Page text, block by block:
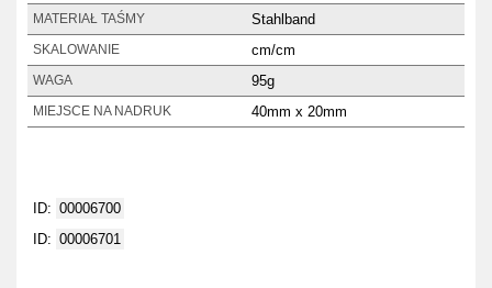
MATERIAŁ TAŚMY Stahlband
SKALOWANIE cm/cm
WAGA 95g
MIEJSCE NA NADRUK 40mm x 20mm
ID: 00006700
ID: 00006701